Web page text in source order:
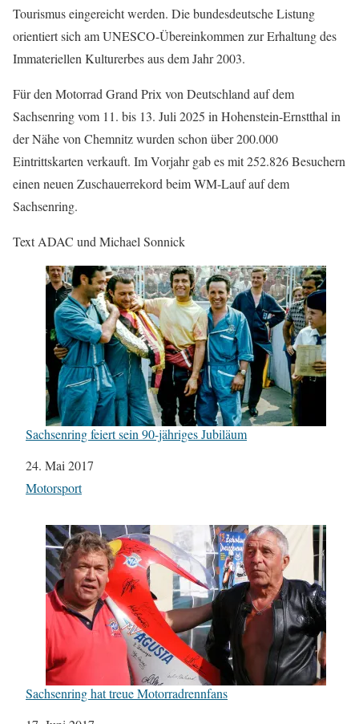
Tourismus eingereicht werden. Die bundesdeutsche Listung
orientiert sich am UNESCO-Übereinkommen zur Erhaltung des
Immateriellen Kulturerbes aus dem Jahr 2003.
Für den Motorrad Grand Prix von Deutschland auf dem
Sachsenring vom 11. bis 13. Juli 2025 in Hohenstein-Ernstthal in
der Nähe von Chemnitz wurden schon über 200.000
Eintrittskarten verkauft. Im Vorjahr gab es mit 252.826 Besuchern
einen neuen Zuschauerrekord beim WM-Lauf auf dem
Sachsenring.
Text ADAC und Michael Sonnick
Sachsenring feiert sein 90-jähriges Jubiläum
Datum
24. Mai 2017
In Bezug auf
Motorsport
Sachsenring hat treue Motorradrennfans